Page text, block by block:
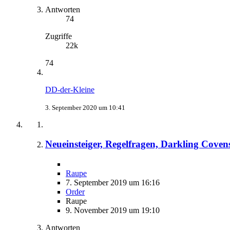
Antworten
74
Zugriffe
22k
74
DD-der-Kleine
3. September 2020 um 10:41
Neueinsteiger, Regelfragen, Darkling
Raupe
7. September 2019 um 16:16
Order
Raupe
9. November 2019 um 19:10
Antworten